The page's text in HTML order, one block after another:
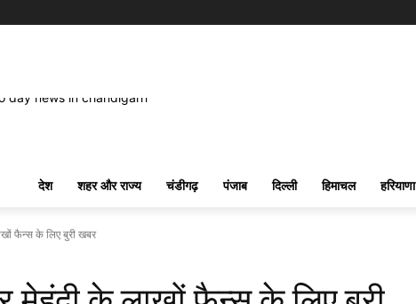
देश शहर और राज्य चंडीगढ़ पंजाब दिल्ली हिमाचल हरियाणा
फैन्स के लिए बुरी खबर